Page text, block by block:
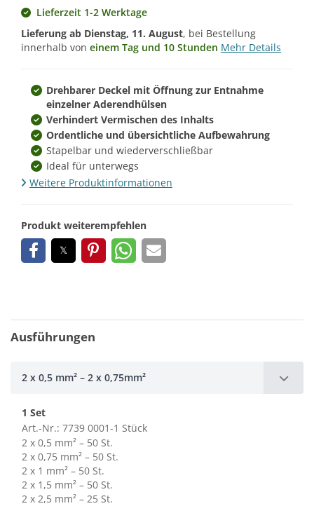
Lieferzeit 1-2 Werktage
Lieferung ab Dienstag, 11. August, bei Bestellung
innerhalb von einem Tag und 10 Stunden Mehr Details
Drehbarer Deckel mit Öffnung zur Entnahme
einzelner Aderendhülsen
Verhindert Vermischen des Inhalts
Ordentliche und übersichtliche Aufbewahrung
Stapelbar und wiederverschließbar
Ideal für unterwegs
Weitere Produktinformationen
Produkt weiterempfehlen
Ausführungen
2 x 0,5 mm² – 2 x 0,75mm²
1 Set
Art.-Nr.: 7739 0001-1 Stück
2 x 0,5 mm² – 50 St.
2 x 0,75 mm² – 50 St.
2 x 1 mm² – 50 St.
2 x 1,5 mm² – 50 St.
2 x 2,5 mm² – 25 St.